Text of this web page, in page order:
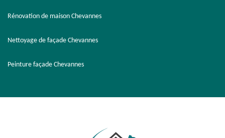
Rénovation de maison Chevannes
Nettoyage de façade Chevannes
Peinture façade Chevannes